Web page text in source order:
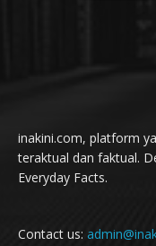
inakini.com, platform
teraktual dan faktual.
Everyday Facts.
Contact us: